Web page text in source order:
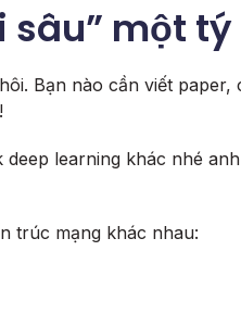
sâu” một tý
Bạn nào cần viết paper,
learning khác nhé
trúc mạng khác nhau: